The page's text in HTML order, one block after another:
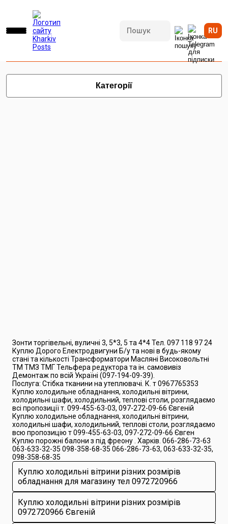
RU
Категорії
Зонти торгівельні, вуличні 3, 5*3, 5 та 4*4 Тел. 097 118 97 24
Куплю Дорого Електродвигуни Б/у та нові в будь-якому
стані та кількості Трансформатори Масляні Високовольтні
ТМ ТМЗ ТМГ Тельфера редуктора та ін. самовивіз
Демонтаж по всій Україні (097-194-09-39).
Послуга: Стібка тканини на утеплювачі. К. т 0967765353
Куплю холодильне обладнання, холодильні вітрини,
холодильні шафи, холодильний, теплові столи, розглядаємо
всі пропозиції т. 099-455-63-03, 097-272-09-66 Євгеній
Куплю холодильне обладнання, холодильні вітрини,
холодильні шафи, холодильний, теплові столи, розглядаємо
всю пропозицію т 099-455-63-03, 097-272-09-66 Євген
Куплю порожні балони з під фреону . Харків. 066-286-73-63
063-633-32-35 098-358-68-35 066-286-73-63, 063-633-32-35,
098-358-68-35
Куплю холодильні вітрини різних розмірів
обладнання для магазину тел 0972720966
Куплю холодильні вітрини різних розмірів
0972720966 Євгеній